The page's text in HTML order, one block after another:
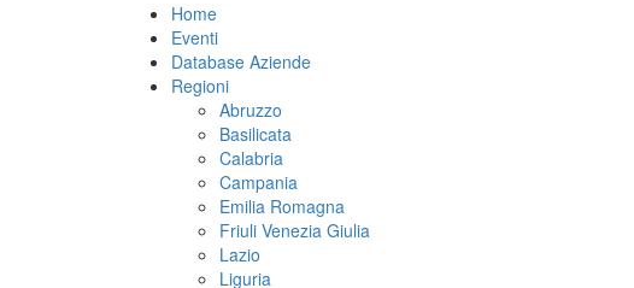
Home
Eventi
Database Aziende
Regioni
Abruzzo
Basilicata
Calabria
Campania
Emilia Romagna
Friuli Venezia Giulia
Lazio
Liguria